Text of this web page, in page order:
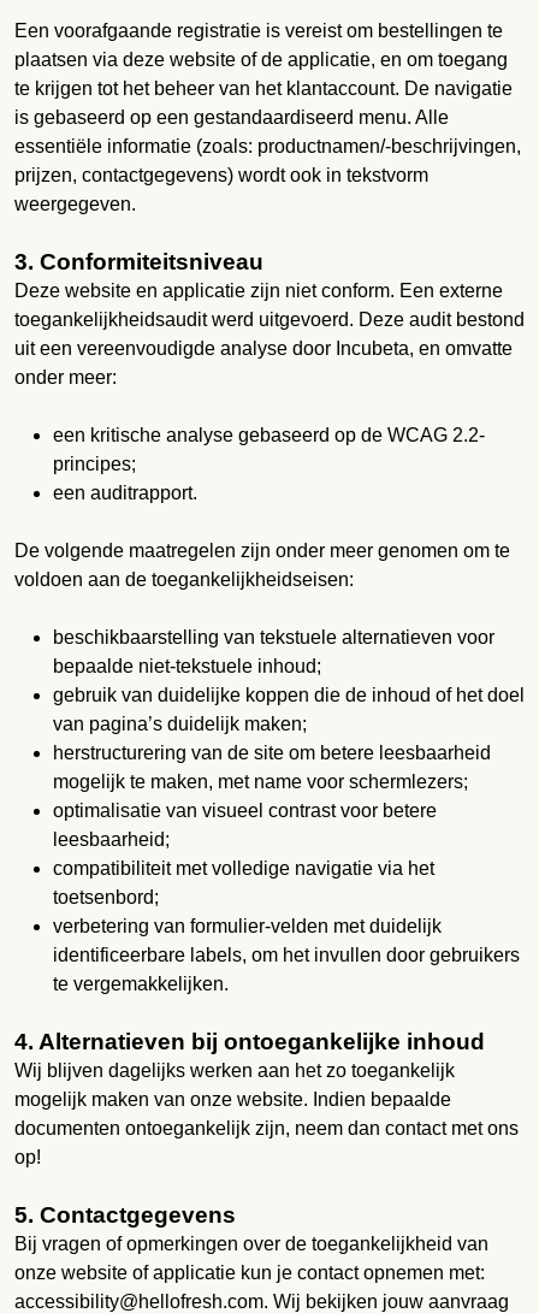
Een voorafgaande registratie is vereist om bestellingen te
plaatsen via deze website of de applicatie, en om toegang
te krijgen tot het beheer van het klantaccount. De navigatie
is gebaseerd op een gestandaardiseerd menu. Alle
essentiële informatie (zoals: productnamen/-beschrijvingen,
prijzen, contactgegevens) wordt ook in tekstvorm
weergegeven.
3. Conformiteitsniveau
Deze website en applicatie zijn niet conform. Een externe
toegankelijkheidsaudit werd uitgevoerd. Deze audit bestond
uit een vereenvoudigde analyse door Incubeta, en omvatte
onder meer:
een kritische analyse gebaseerd op de WCAG 2.2-
principes;
een auditrapport.
De volgende maatregelen zijn onder meer genomen om te
voldoen aan de toegankelijkheidseisen:
beschikbaarstelling van tekstuele alternatieven voor
bepaalde niet-tekstuele inhoud;
gebruik van duidelijke koppen die de inhoud of het doel
van pagina’s duidelijk maken;
herstructurering van de site om betere leesbaarheid
mogelijk te maken, met name voor schermlezers;
optimalisatie van visueel contrast voor betere
leesbaarheid;
compatibiliteit met volledige navigatie via het
toetsenbord;
verbetering van formulier-velden met duidelijk
identificeerbare labels, om het invullen door gebruikers
te vergemakkelijken.
4. Alternatieven bij ontoegankelijke inhoud
Wij blijven dagelijks werken aan het zo toegankelijk
mogelijk maken van onze website. Indien bepaalde
documenten ontoegankelijk zijn, neem dan contact met ons
op!
5. Contactgegevens
Bij vragen of opmerkingen over de toegankelijkheid van
onze website of applicatie kun je contact opnemen met:
accessibility@hellofresh.com. Wij bekijken jouw aanvraag